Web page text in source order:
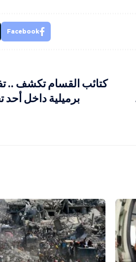
Facebook
برميلية داخل أحد